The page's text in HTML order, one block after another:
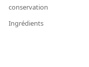
conservation
Ingrédients